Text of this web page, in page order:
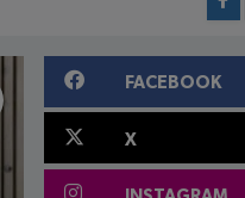
FACEBOOK
X